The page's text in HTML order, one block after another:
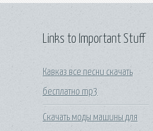
Links to Important Stuff
Кавказ все песни скачать
бесплатно mp3
Скачать моды машины для